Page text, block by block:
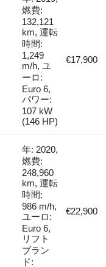
燃費:
132,121
km, 運転
時間:
1,249
m/h, ユ
ーロ:
Euro 6,
パワー:
107 kW
(146 HP)
€17,900
年: 2020,
燃費:
248,960
km, 運転
時間:
986 m/h,
ユーロ:
Euro 6,
リフト
ブラン
ド:
€22,900